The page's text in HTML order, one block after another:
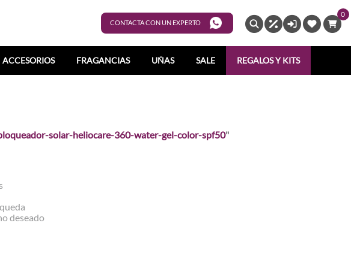
CONTACTA CON UN EXPERTO
0
ACCESORIOS FRAGANCIAS UÑAS SALE REGALOS Y KITS
solar-heliocare-360-water-gel-color-spf50"
deseado